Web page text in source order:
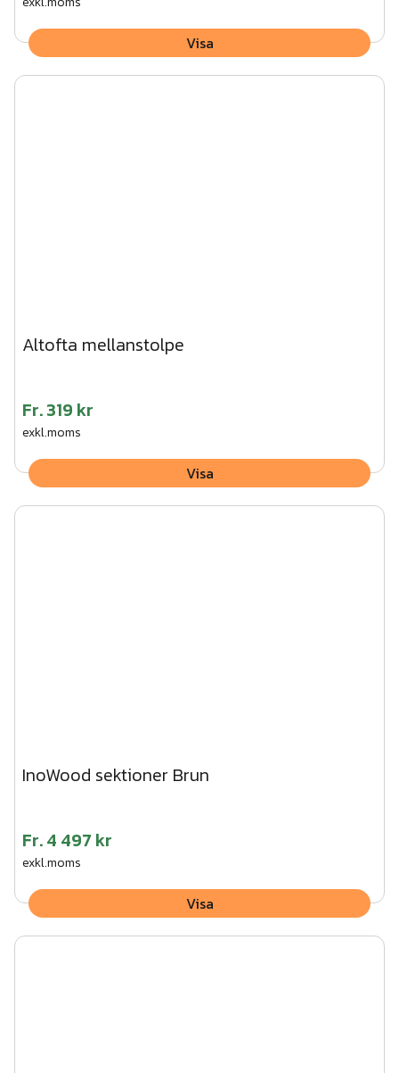
Visa
Altofta mellanstolpe
Fr.319 kr
exkl.moms
Visa
InoWood sektioner Brun
Fr.4 497 kr
exkl.moms
Visa